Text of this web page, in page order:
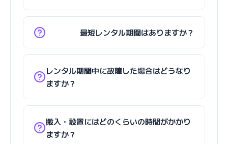
最短レンタル期間はありますか？
レンタル期間中に故障した場合はどうなり
ますか？
搬入・設置にはどのくらいの時間がかかり
ますか？